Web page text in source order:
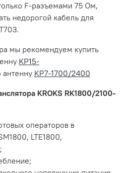
F-разъемами 75 Ом,
недорогой кабель для
мы рекомендуем купить
KP15-
KP7-1700/2400
KROKS RK1800/2100-
операторов в
LTE1800,
;
;